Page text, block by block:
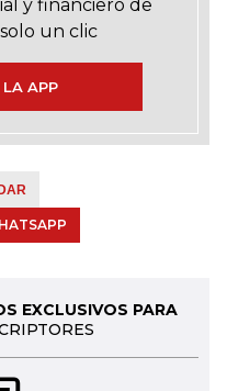
y financiero de
un clic
LA APP
EXCLUSIVOS PARA